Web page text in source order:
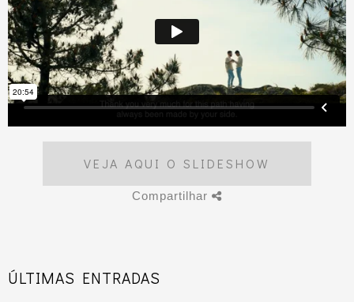
VEJA AQUI O SLIDESHOW
Compartilhar
ÚLTIMAS ENTRADAS